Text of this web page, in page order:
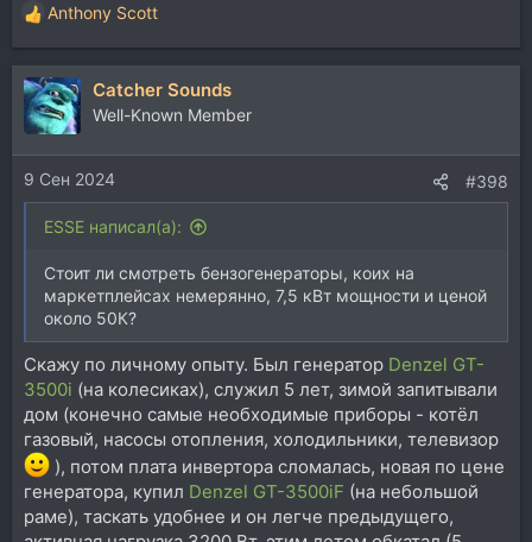
Р
е
а
к
ц
и
и
:
Anthony Scott
Catcher Sounds
Well-Known Member
9 Сен 2024 #398
ESSE написал(а):
Стоит ли смотреть бензогенераторы, коих на
маркетплейсах немерянно, 7,5 кВт мощности и ценой
около 50К?
Скажу по личному опыту. Был генератор Denzel GT-
3500i (на колесиках), служил 5 лет, зимой запитывали
дом (конечно самые необходимые приборы - котёл
газовый, насосы отопления, холодильники, телевизор
), потом плата инвертора сломалась, новая по цене
генератора, купил Denzel GT-3500iF (на небольшой
раме), таскать удобнее и он легче предыдущего,